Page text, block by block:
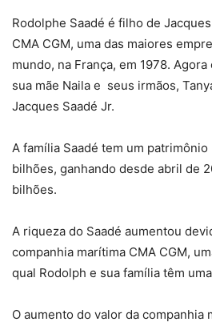
Rodolphe Saadé é filho de
CMA CGM, uma das maiores
mundo, na França, em 1978.
sua mãe Naila e seus irmãos,
Jacques Saadé Jr.
A família Saadé tem um
bilhões, ganhando desde abril de
bilhões.
A riqueza do Saadé aumentou
companhia marítima CMA CGM,
qual Rodolph e sua família têm
O aumento do valor da companhia